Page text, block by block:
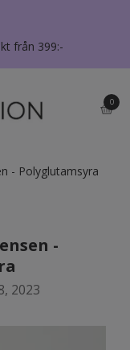
från 399:-
0
- Polyglutamsyra
-
2023